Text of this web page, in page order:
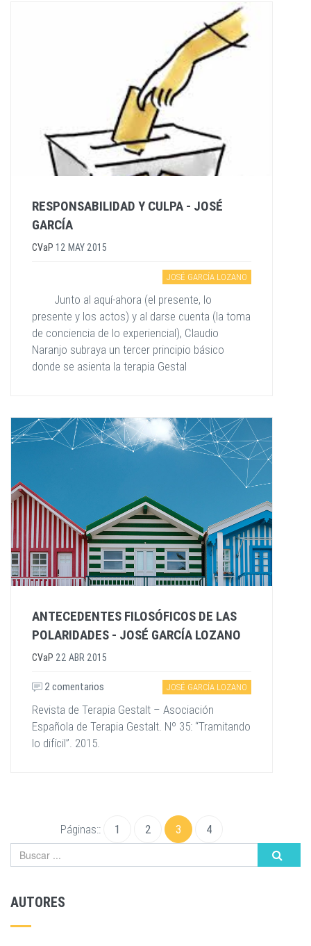
RESPONSABILIDAD Y CULPA - JOSÉ
GARCÍA
CVaP 12 MAY 2015
JOSÉ GARCÍA LOZANO
Junto al aquí-ahora (el presente, lo
presente y los actos) y al darse cuenta (la toma
de conciencia de lo experiencial), Claudio
Naranjo subraya un tercer principio básico
donde se asienta la terapia Gestal
ANTECEDENTES FILOSÓFICOS DE LAS
POLARIDADES - JOSÉ GARCÍA LOZANO
CVaP 22 ABR 2015
JOSÉ GARCÍA LOZANO
2 comentarios
Revista de Terapia Gestalt – Asociación
Española de Terapia Gestalt. Nº 35: “Tramitando
lo difícil”. 2015.
Páginas:: 1 2 3 4
AUTORES